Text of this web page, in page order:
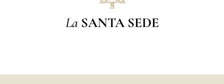
La SANTA SEDE